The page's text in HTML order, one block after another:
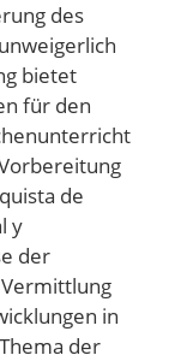
des
bietet
für den
de
y
der
in
der